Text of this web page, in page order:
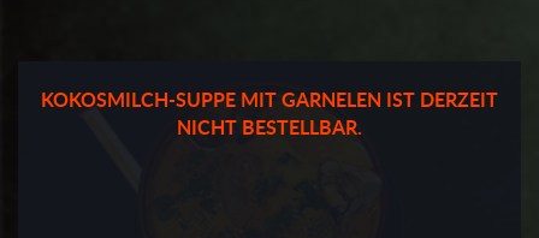
KOKOSMILCH-SUPPE MIT GARNELEN IST DERZEIT
NICHT BESTELLBAR.